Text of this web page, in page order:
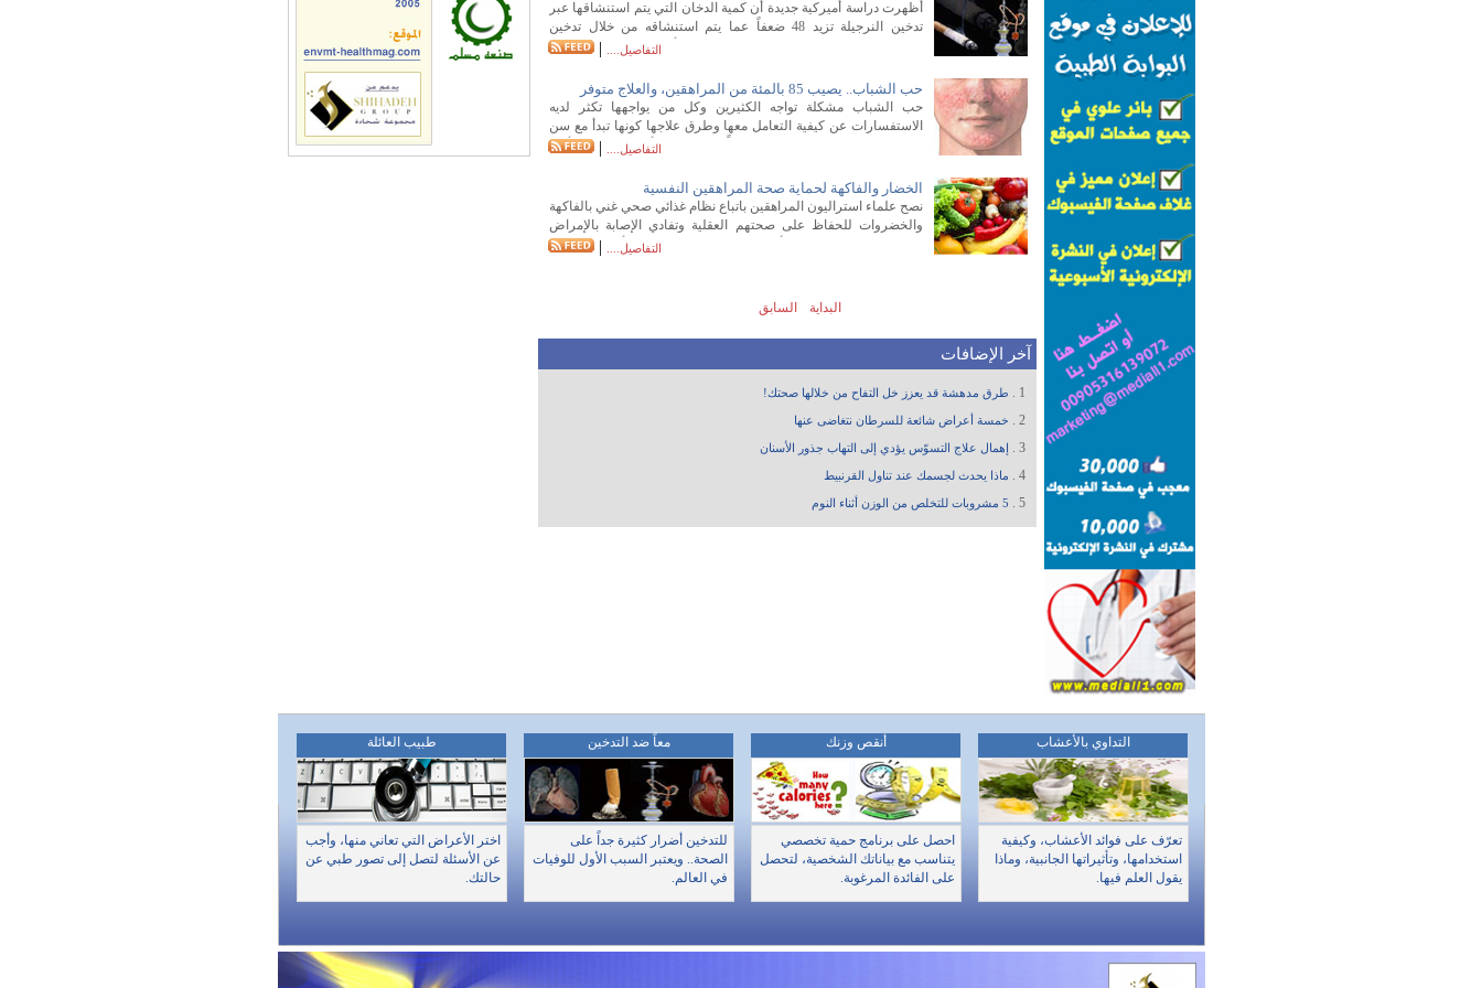
أظهرت دراسة أميركية جديدة أن كمية الدخان التي يتم استنشاقها عبر
تدخين النرجيلة تزيد 48 ضعفاً عما يتم استنشاقه من خلال تدخين
سيجارة واحدة. وذكر موقع "هيلث داي نيوز" أن دراسة جديدة نشرت
شملت 31 متوطعاً
التفاصيل.... |
حب الشباب.. يصيب 85 بالمئة من المراهقين، والعلاج متوفر
حب الشباب مشكلة تواجه الكثيرين وكل من يواجهها تكثر لديه
الاستفسارات عن كيفية التعامل معها وطرق علاجها كونها تبدأ مع سن
البلوغ وتصيب النساء والرجال معاً إضافة إلى أنها تعتبر من أكثر
للجوء إلى العيادات الجلدية بحثاً عن حل يخلصهم منها. ويعد حب
الشباب
التفاصيل.... |
الخضار والفاكهة لحماية صحة المراهقين النفسية
نصح علماء استراليون المراهقين باتباع نظام غذائي صحي غني بالفاكهة
والخضروات للحفاظ على صحتهم العقلية وتفادي الإصابة بالإمراض
النفسية. وذكرت وكالة الأنباء الاسترالية "ايه ايه بي" أن باحثين من
أكثر عرضة للمعاناة من مشاكل تتعلق بالصحة النفسية مثل الاكتئاب
التفاصيل.... |
البداية السابق
آخر الإضافات
1 . طرق مدهشة قد يعزز خل التفاح من خلالها صحتك!
2 . خمسة أعراض شائعة للسرطان نتغاضى عنها
3 . إهمال علاج التسوّس يؤدي إلى التهاب جذور الأسنان
4 . ماذا يحدث لجسمك عند تناول القرنبيط
5 . 5 مشروبات للتخلص من الوزن أثناء النوم
طبيب العائلة
اختر الأعراض التي تعاني منها، وأجب
عن الأسئلة لتصل إلى تصور طبي عن
حالتك.
معاً ضد التدخين
للتدخين أضرار كثيرة جداً على
الصحة.. ويعتبر السبب الأول للوفيات
في العالم.
أنقص وزنك
احصل على برنامج حمية تخصصي
يتناسب مع بياناتك الشخصية، لتحصل
على الفائدة المرغوبة.
التداوي بالأعشاب
تعرّف على فوائد الأعشاب، وكيفية
استخدامها، وتأثيراتها الجانبية، وماذا
يقول العلم فيها.